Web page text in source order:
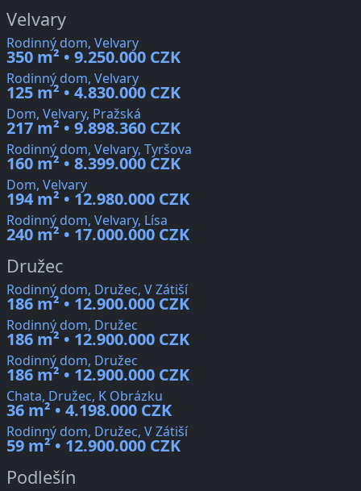
Velvary
Rodinný dom, Velvary
350 m² • 9.250.000 CZK
Rodinný dom, Velvary
125 m² • 4.830.000 CZK
Dom, Velvary, Pražská
217 m² • 9.898.360 CZK
Rodinný dom, Velvary, Tyršova
160 m² • 8.399.000 CZK
Dom, Velvary
194 m² • 12.980.000 CZK
Rodinný dom, Velvary, Lísa
240 m² • 17.000.000 CZK
Družec
Rodinný dom, Družec, V Zátiší
186 m² • 12.900.000 CZK
Rodinný dom, Družec
186 m² • 12.900.000 CZK
Rodinný dom, Družec
186 m² • 12.900.000 CZK
Chata, Družec, K Obrázku
36 m² • 4.198.000 CZK
Rodinný dom, Družec, V Zátiší
59 m² • 12.900.000 CZK
Podlešín